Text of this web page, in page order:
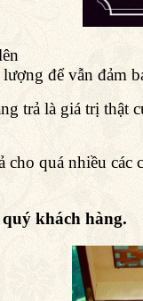
để vẫn đảm
trả là giá trị thật
cho quá nhiều
khách hàng.